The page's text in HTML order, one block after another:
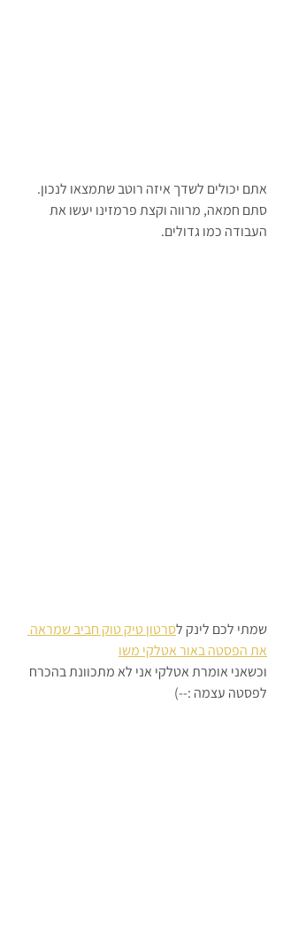
אתם יכולים לשדך איזה רוטב שתמצאו לנכון.
סתם חמאה, מרווה וקצת פרמזינו יעשו את
העבודה כמו גדולים.
שמתי לכם לינק לסרטון טיק טוק חביב שמראה
את הפסטה באור אטלקי משו
וכשאני אומרת אטלקי אני לא מתכוונת בהכרח
לפסטה עצמה :--)